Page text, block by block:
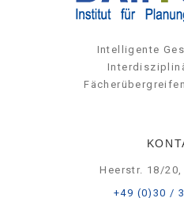
Intelligente
Heerstr. 18/20,
+49 (0)30 /